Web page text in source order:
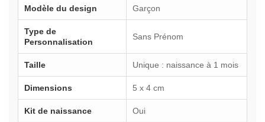
Modèle du design Garçon
Type de
Personnalisation
Sans Prénom
Taille Unique : naissance à 1 mois
Dimensions 5 x 4 cm
Kit de naissance Oui